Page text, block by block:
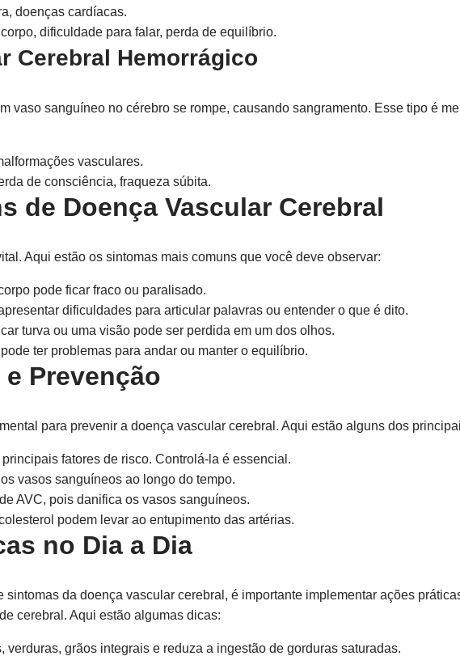
doenças cardíacas.
dificuldade para falar, perda de equilíbrio.
Cerebral Hemorrágico
vaso sanguíneo no cérebro se rompe, causando sangramento. Esse tipo é
vasculares.
de consciência, fraqueza súbita.
de Doença Vascular Cerebral
Aqui estão os sintomas mais comuns que você deve observar:
pode ficar fraco ou paralisado.
dificuldades para articular palavras ou entender o que é dito.
turva ou uma visão pode ser perdida em um dos olhos.
ter problemas para andar ou manter o equilíbrio.
Prevenção
para prevenir a doença vascular cerebral. Aqui estão alguns dos
fatores de risco. Controlá-la é essencial.
vasos sanguíneos ao longo do tempo.
AVC, pois danifica os vasos sanguíneos.
podem levar ao entupimento das artérias.
no Dia a Dia
da doença vascular cerebral, é importante implementar ações
cerebral. Aqui estão algumas dicas:
verduras, grãos integrais e reduza a ingestão de gorduras saturadas.